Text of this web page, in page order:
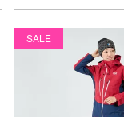
SALE